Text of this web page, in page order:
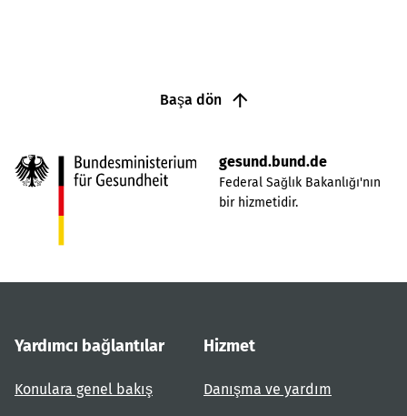
Başa dön
gesund.bund.de
Federal Sağlık Bakanlığı'nın
bir hizmetidir.
Yardımcı bağlantılar
Konulara genel bakış
Hizmet
Danışma ve yardım